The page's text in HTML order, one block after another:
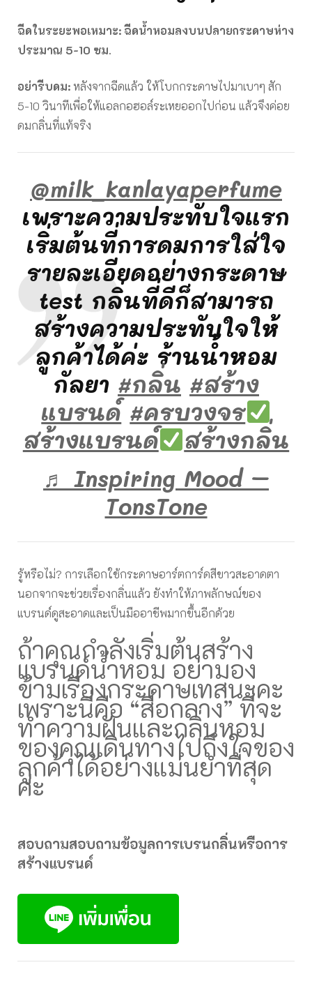
ฉีดในระยะพอเหมาะ: ฉีดน้ำหอมลงบนปลายกระดาษห่าง
ประมาณ 5-10 ซม.
อย่ารีบดม: หลังจากฉีดแล้ว ให้โบกกระดาษไปมาเบาๆ สัก
5-10 วินาทีเพื่อให้แอลกอฮอล์ระเหยออกไปก่อน แล้วจึงค่อย
ดมกลิ่นที่แท้จริง
@milk_kanlayaperfume
เพราะความประทับใจแรก
เริ่มต้นที่การดมการใส่ใจ
รายละเอียดอย่างกระดาษ
test กลิ่นที่ดีก็สามารถ
สร้างความประทับใจให้
ลูกค้าได้ค่ะ ร้านน้ำหอม
กัลยา #กลิ่น #สร้าง
แบรนด์ #ครบวงจร
สร้างแบรนด์
สร้างกลิ่น
♬ Inspiring Mood –
TonsTone
รู้หรือไม่? การเลือกใช้กระดาษอาร์ตการ์ดสีขาวสะอาดตา
นอกจากจะช่วยเรื่องกลิ่นแล้ว ยังทำให้ภาพลักษณ์ของ
แบรนด์ดูสะอาดและเป็นมืออาชีพมากขึ้นอีกด้วย
ถ้าคุณกำลังเริ่มต้นสร้าง
แบรนด์น้ำหอม อย่ามอง
ข้ามเรื่องกระดาษเทสนะคะ
เพราะนี่คือ “สื่อกลาง” ที่จะ
ทำความฝันและกลิ่นหอม
ของคุณเดินทางไปถึงใจของ
ลูกค้าได้อย่างแม่นยำที่สุด
ค่ะ
สอบถามสอบถามข้อมูลการเบรนกลิ่นหรือการ
สร้างแบรนด์